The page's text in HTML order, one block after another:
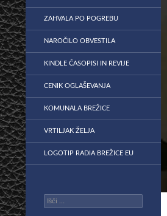
ZAHVALA PO POGREBU
NAROČILO OBVESTILA
KINDLE ČASOPISI IN REVIJE
CENIK OGLAŠEVANJA
KOMUNALA BREŽICE
VRTILJAK ŽELJA
LOGOTIP RADIA BREŽICE EU
Išči: